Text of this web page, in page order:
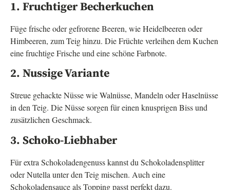
1. Fruchtiger Becherkuchen
Füge frische oder gefrorene Beeren, wie Heidelbeeren oder
Himbeeren, zum Teig hinzu. Die Früchte verleihen dem Kuchen
eine fruchtige Frische und eine schöne Farbnote.
2. Nussige Variante
Streue gehackte Nüsse wie Walnüsse, Mandeln oder Haselnüsse
in den Teig. Die Nüsse sorgen für einen knusprigen Biss und
zusätzlichen Geschmack.
3. Schoko-Liebhaber
Für extra Schokoladengenuss kannst du Schokoladensplitter
oder Nutella unter den Teig mischen. Auch eine
Schokoladensauce als Topping passt perfekt dazu.